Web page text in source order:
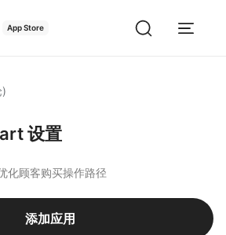
App Store
)
设置
化顾客购买操作路径
添加应用